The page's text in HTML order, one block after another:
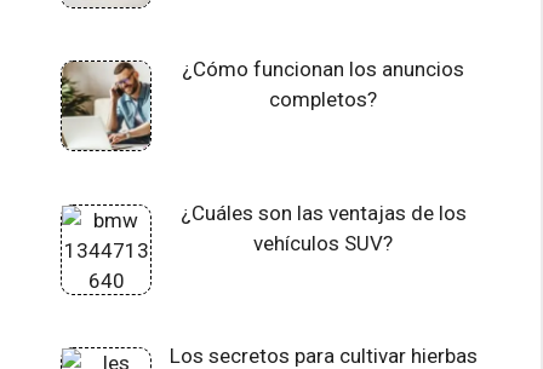
¿Cómo funcionan los anuncios
completos?
¿Cuáles son las ventajas de los
vehículos SUV?
Los secretos para cultivar hierbas